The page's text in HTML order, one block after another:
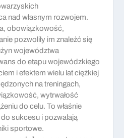
nad własnym rozwojem.
obowiązkowość,
pozwoliły im znaleźć się
województwa
do etapu wojewódzkiego
i efektem wielu lat ciężkiej
na treningach,
wytrwałość
do celu. To właśnie
sukcesu i pozwalają
sportowe.